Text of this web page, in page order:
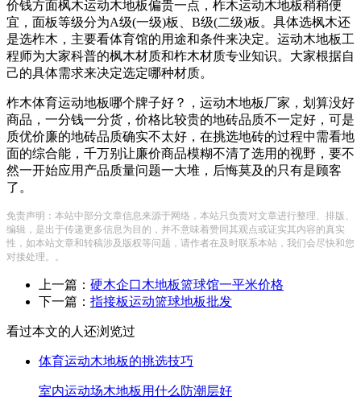
价钱方面枫木运动木地板偏贵一点，柞木运动木地板稍稍便
宜，面板等级分为A级(一级)板、B级(二级)板。具体选枫木还
是选柞木，主要看体育馆的用途和条件来决定。运动木地板工
程师为大家科普的枫木材质和柞木材质专业知识。大家根据自
己的具体需求来决定选定哪种材质。
柞木体育运动地板哪个牌子好？，运动木地板厂家，划算没好
商品，一分钱一分货，价格比较贵的地砖品质不一定好，可是
质优价廉的地砖品质确实不太好，在挑选地砖的过程中需看地
面的综合能，千万别让廉价商品模糊不清了选用的视野，要不
然一开始应用产品质量问题一大堆，后悔莫及的只有是顾客
了。
免责声明：本站中部分文章信息来源于网络，本站只负责对文章进行整理、排版、
编辑，是出于传递更多信息为目的，并不意味着赞同其观点或证实其内容的真实
性，如本站文章和转稿涉及版权等问题，请作者在及时联系本站，我们会尽快和您
对接处理。。
上一篇： 硬木企口木地板篮球馆一平米价格
下一篇： 指接板运动篮球地板批发
看过本文的人还浏览过
体育运动木地板的挑选技巧
室内运动场木地板用什么防潮层好